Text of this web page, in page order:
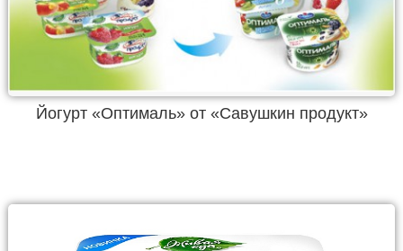
Йогурт «Оптималь» от «Савушкин продукт»